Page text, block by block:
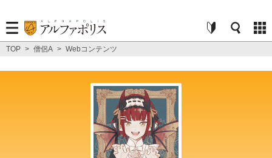
TOP > 僧侶A > Webコンテンツ